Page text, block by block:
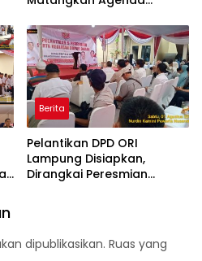
Organisasi Advokat
Berita
Pelantikan DPD ORI
Lampung Disiapkan,
Dirangkai Peresmian
dipublikasikan. Ruas yang